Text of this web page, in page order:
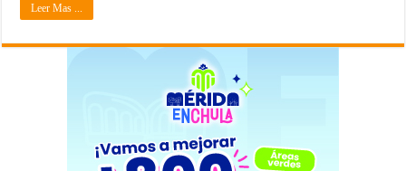
Leer Mas ...